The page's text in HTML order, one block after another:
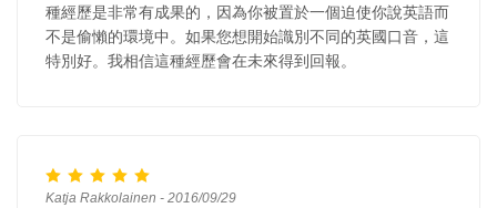
種經歷是非常有成果的，因為你被置於一個迫使你說英語而
不是偷懶的環境中。如果您想開始識別不同的英國口音，這
特別好。我相信這種經歷會在未來得到回報。
Katja Rakkolainen - 2016/09/29